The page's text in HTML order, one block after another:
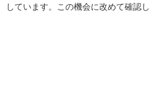
しています。この機会に改めて確認